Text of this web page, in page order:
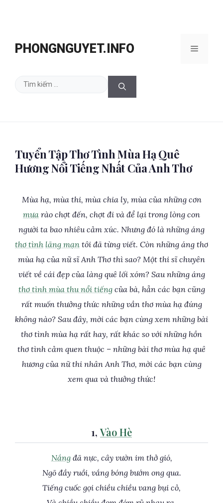
PHONGNGUYET.INFO Menu
Tìm
Tuyển Tập Thơ Tình Mùa Hạ Quê
Hương Nổi Tiếng Nhất Của Anh Thơ
Mùa hạ, mùa thi, mùa chia ly, mùa của những cơn
mưa rào chợt đến, chợt đi và để lại trong lòng con
người ta bao nhiêu cảm xúc. Nhưng đó là những áng
thơ tình lãng mạn tôi đã từng viết. Còn những áng thơ
mùa hạ của nữ sĩ Anh Thơ thì sao? Một thi sĩ chuyên
viết về cái đẹp của làng quê lối xóm? Sau những áng
thơ tình mùa thu nổi tiếngcủa bà, hẳn các bạn cũng
rất muốn thưởng thức những vần thơ mùa hạ đúng
không nào? Sau đây, mời các bạn cùng xem những bài
thơ tình mùa hạ rất hay, rất khác so với những hồn
thơ tình cảm quen thuộc – những bài thơ mùa hạ quê
hương của nữ thi nhân Anh Thơ, mời các bạn cùng
xem qua và thưởng thức!
1, Vào Hè
Nắngđã nực, cây vườn im thở gió,
Ngõ đầy ruồi, vắng bóng bướm ong qua.
Tiếng cuốc gọi chiều chiều vang bụi cỏ,